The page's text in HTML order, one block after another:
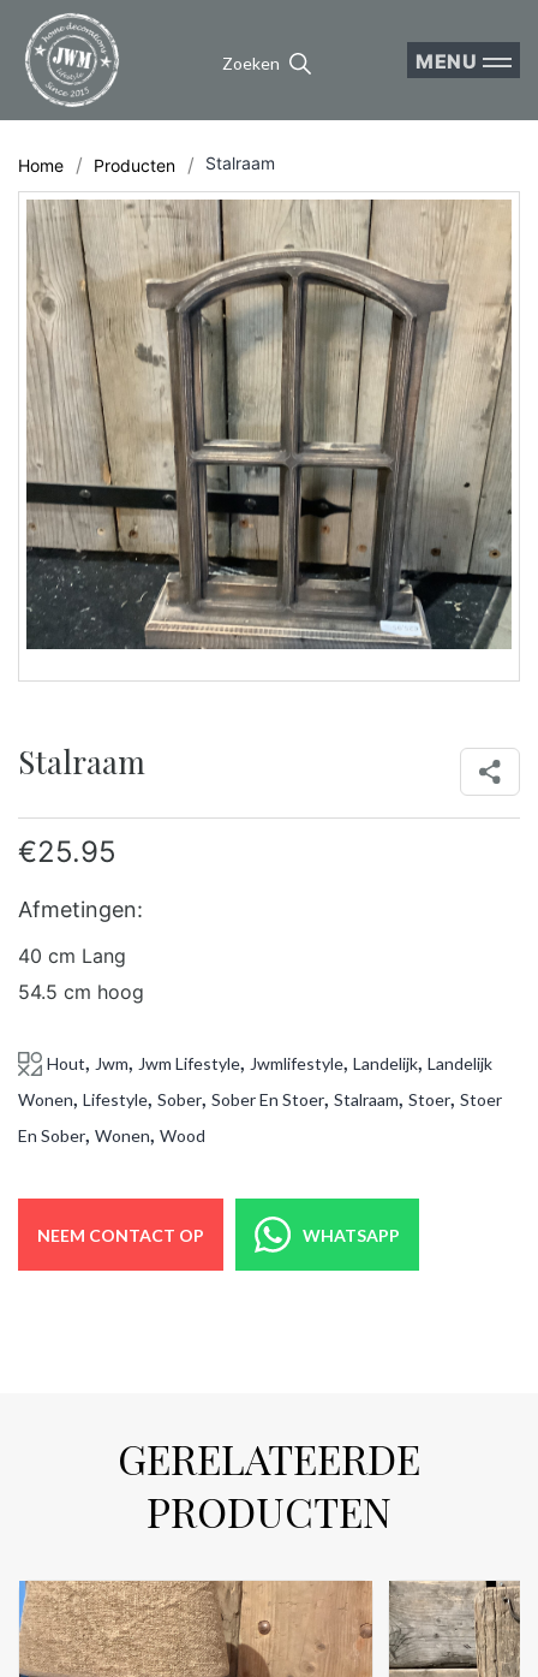
Zoeken MENU
Home Producten Stalraam
Stalraam
€25.95
Afmetingen:
40 cm Lang
54.5 cm hoog
Hout, Jwm, Jwm Lifestyle, Jwmlifestyle, Landelijk, Landelijk
Wonen, Lifestyle, Sober, Sober En Stoer, Stalraam, Stoer, Stoer
En Sober, Wonen, Wood
NEEM CONTACT OP WHATSAPP
GERELATEERDE
PRODUCTEN